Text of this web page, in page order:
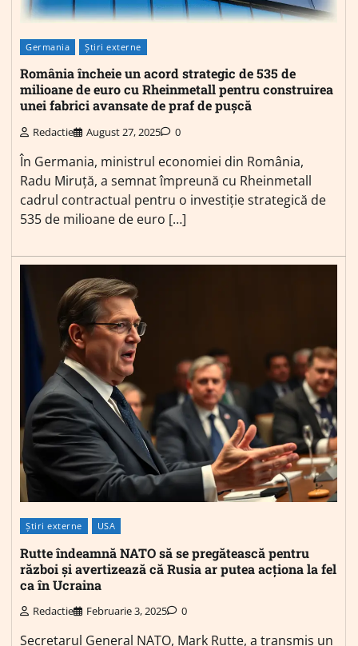
Germania Știri externe
România încheie un acord strategic de 535 de
milioane de euro cu Rheinmetall pentru construirea
unei fabrici avansate de praf de pușcă
Redactie August 27, 2025 0
În Germania, ministrul economiei din România,
Radu Miruță, a semnat împreună cu Rheinmetall
cadrul contractual pentru o investiție strategică de
535 de milioane de euro […]
Știri externe USA
Rutte îndeamnă NATO să se pregătească pentru
război și avertizează că Rusia ar putea acționa la fel
ca în Ucraina
Redactie Februarie 3, 2025 0
Secretarul General NATO, Mark Rutte, a transmis un